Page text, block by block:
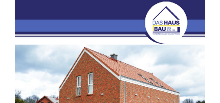
Unsere Bauherren
Hausmodelle
Energieberatung
Kontakt